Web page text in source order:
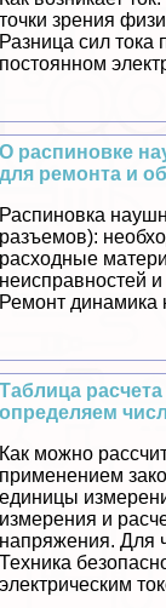
точки зрения
Разница сил
постоянном
О распиновке
для ремонта и
Распиновка
разъемов):
расходные
неисправностей
Ремонт динамика
Таблица
определяем
Как можно
применением
единицы
измерения и
напряжения. Для
Техника
электрическим